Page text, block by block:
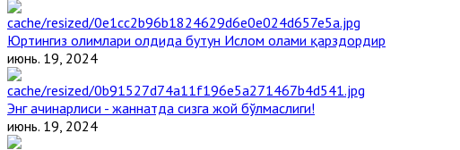
Юртингиз олимлари олдида бутун Ислом олами қарздордир
июнь. 19, 2024
Энг ачинарлиси - жаннатда сизга жой бўлмаслиги!
июнь. 19, 2024